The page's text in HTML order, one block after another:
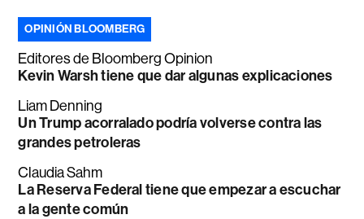
OPINIÓN BLOOMBERG
Editores de Bloomberg Opinion
Kevin Warsh tiene que dar algunas explicaciones
Liam Denning
Un Trump acorralado podría volverse contra las
grandes petroleras
Claudia Sahm
La Reserva Federal tiene que empezar a escuchar
a la gente común